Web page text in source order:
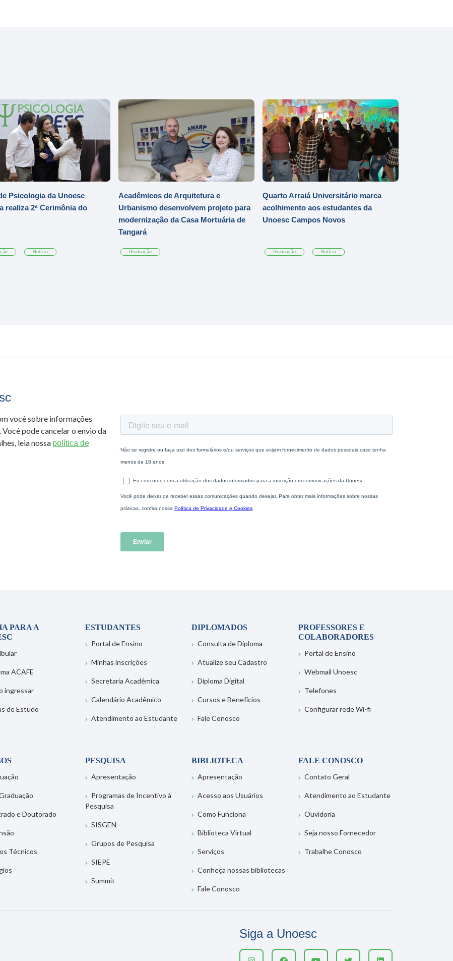
Psicologia da Unoesc
realiza 2ª Cerimônia do
Notícia
Acadêmicos de Arquitetura e
Urbanismo desenvolvem projeto para
modernização da Casa Mortuária de
Tangará
Graduação
Quarto Arraiá Universitário marca
acolhimento aos estudantes da
Unoesc Campos Novos
Graduação Notícia
você sobre informações
pode cancelar o envio da
leia nossa política de
PARA A
ACAFE
ingressar
de Estudo
ESTUDANTES
Portal de Ensino
Minhas inscrições
Secretaria Acadêmica
Calendário Acadêmico
Atendimento ao Estudante
DIPLOMADOS
Consulta de Diploma
Atualize seu Cadastro
Diploma Digital
Cursos e Benefícios
Fale Conosco
PROFESSORES E
COLABORADORES
Portal de Ensino
Webmail Unoesc
Telefones
Configurar rede Wi-fi
e Doutorado
Técnicos
PESQUISA
Apresentação
Programas de Incentivo à
Pesquisa
SISGEN
Grupos de Pesquisa
SIEPE
Summit
BIBLIOTECA
Apresentação
Acesso aos Usuários
Como Funciona
Biblioteca Virtual
Serviços
Conheça nossas bibliotecas
Fale Conosco
FALE CONOSCO
Contato Geral
Atendimento ao Estudante
Ouvidoria
Seja nosso Fornecedor
Trabalhe Conosco
Siga a Unoesc